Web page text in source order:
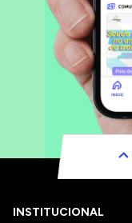
INSTITUCIONAL